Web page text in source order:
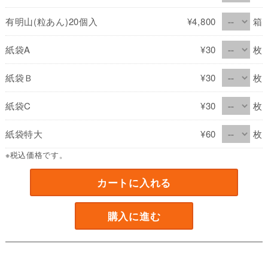
有明山(粒あん)20個入 ¥4,800 箱
紙袋A ¥30 枚
紙袋Ｂ ¥30 枚
紙袋C ¥30 枚
紙袋特大 ¥60 枚
※税込価格です。
カートに入れる
購入に進む